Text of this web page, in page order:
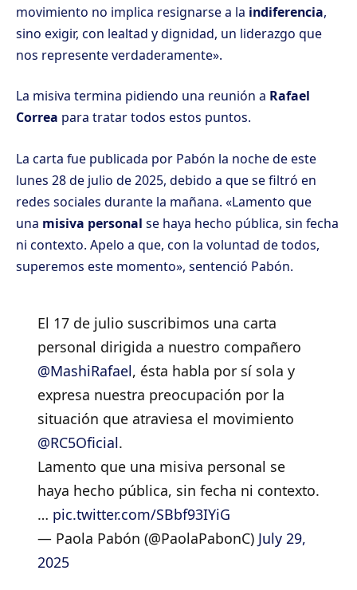
movimiento no implica resignarse a la indiferencia,
sino exigir, con lealtad y dignidad, un liderazgo que
nos represente verdaderamente».
La misiva termina pidiendo una reunión a Rafael
Correa para tratar todos estos puntos.
La carta fue publicada por Pabón la noche de este
lunes 28 de julio de 2025, debido a que se filtró en
redes sociales durante la mañana. «Lamento que
una misiva personal se haya hecho pública, sin fecha
ni contexto. Apelo a que, con la voluntad de todos,
superemos este momento», sentenció Pabón.
El 17 de julio suscribimos una carta
personal dirigida a nuestro compañero
@MashiRafael, ésta habla por sí sola y
expresa nuestra preocupación por la
situación que atraviesa el movimiento
@RC5Oficial.
Lamento que una misiva personal se
haya hecho pública, sin fecha ni contexto.
… pic.twitter.com/SBbf93IYiG
— Paola Pabón (@PaolaPabonC) July 29,
2025